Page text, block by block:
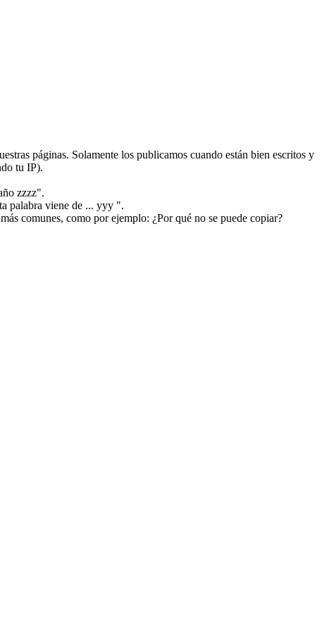
páginas. Solamente los publicamos cuando están bien escritos y
tu IP).
zzzz".
palabra viene de ... yyy ".
comunes, como por ejemplo: ¿Por qué no se puede copiar?